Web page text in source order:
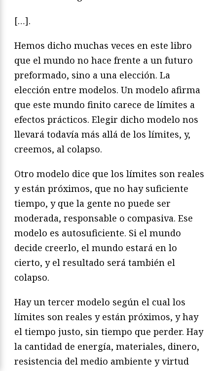
[…].
Hemos dicho muchas veces en este libro
que el mundo no hace frente a un futuro
preformado, sino a una elección. La
elección entre modelos. Un modelo afirma
que este mundo finito carece de límites a
efectos prácticos. Elegir dicho modelo nos
llevará todavía más allá de los límites, y,
creemos, al colapso.
Otro modelo dice que los límites son reales
y están próximos, que no hay suficiente
tiempo, y que la gente no puede ser
moderada, responsable o compasiva. Ese
modelo es autosuficiente. Si el mundo
decide creerlo, el mundo estará en lo
cierto, y el resultado será también el
colapso.
Hay un tercer modelo según el cual los
límites son reales y están próximos, y hay
el tiempo justo, sin tiempo que perder. Hay
la cantidad de energía, materiales, dinero,
resistencia del medio ambiente y virtud